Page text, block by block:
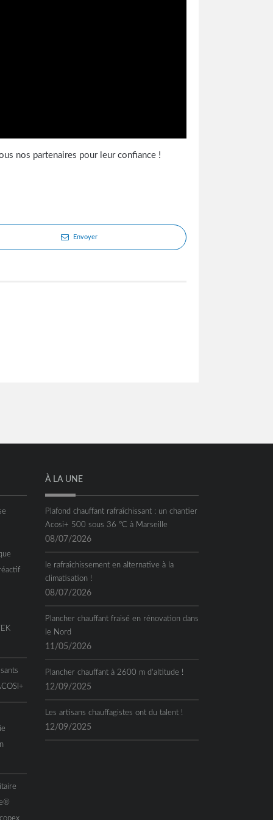
nos partenaires pour leur confiance !
Envoyer
À LA UNE
Plafond chauffant rafraîchissant : un chantier
Acosi+ 500 sous 36 °C à Marseille
08/07/2026
le rafraîchissement en alternative à la
climatisation !
08/07/2026
Plancher chauffant fraisé en rénovation dans
le Nord
11/05/2026
Plancher chauffant à 2600 m d’altitude !
12/09/2025
Les artisans chauffagistes ont du talent !
12/09/2025